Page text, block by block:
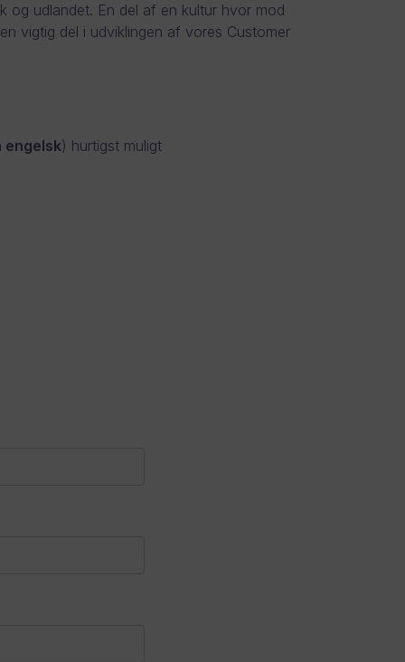
og udlandet. En del af en kultur hvor mod
vigtig del i udviklingen af vores Customer
engelsk) hurtigst muligt